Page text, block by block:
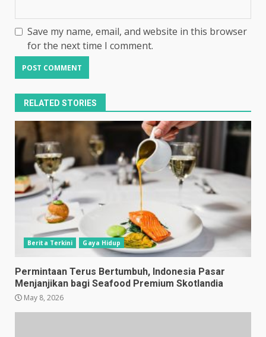
Save my name, email, and website in this browser
for the next time I comment.
RELATED STORIES
Berita Terkini Gaya Hidup
Permintaan Terus Bertumbuh, Indonesia Pasar
Menjanjikan bagi Seafood Premium Skotlandia
May 8, 2026